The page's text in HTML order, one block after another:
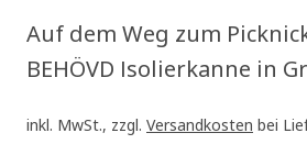
Auf dem Weg zum
BEHÖVD Isolierkanne in
inkl. MwSt., zzgl. Versandkosten bei